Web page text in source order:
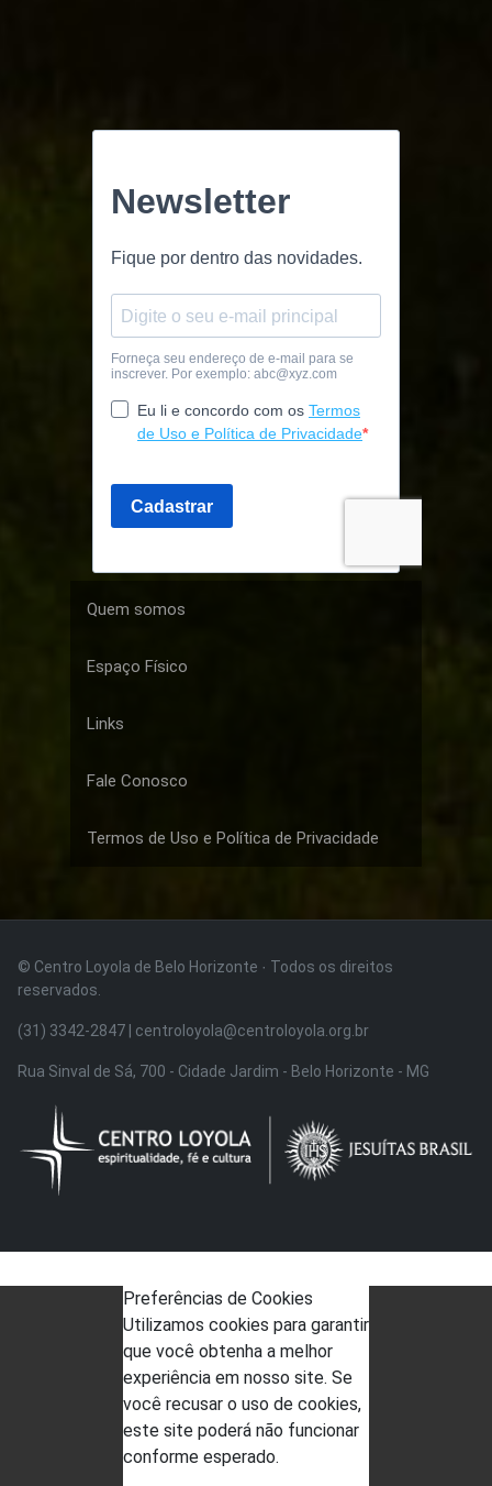
Quem somos
Espaço Físico
Links
Fale Conosco
Termos de Uso e Política de Privacidade
© Centro Loyola de Belo Horizonte · Todos os direitos
reservados.
(31) 3342-2847 | centroloyola@centroloyola.org.br
Rua Sinval de Sá, 700 - Cidade Jardim - Belo Horizonte - MG
Preferências de Cookies
Utilizamos cookies para garantir
que você obtenha a melhor
experiência em nosso site. Se
você recusar o uso de cookies,
este site poderá não funcionar
conforme esperado.